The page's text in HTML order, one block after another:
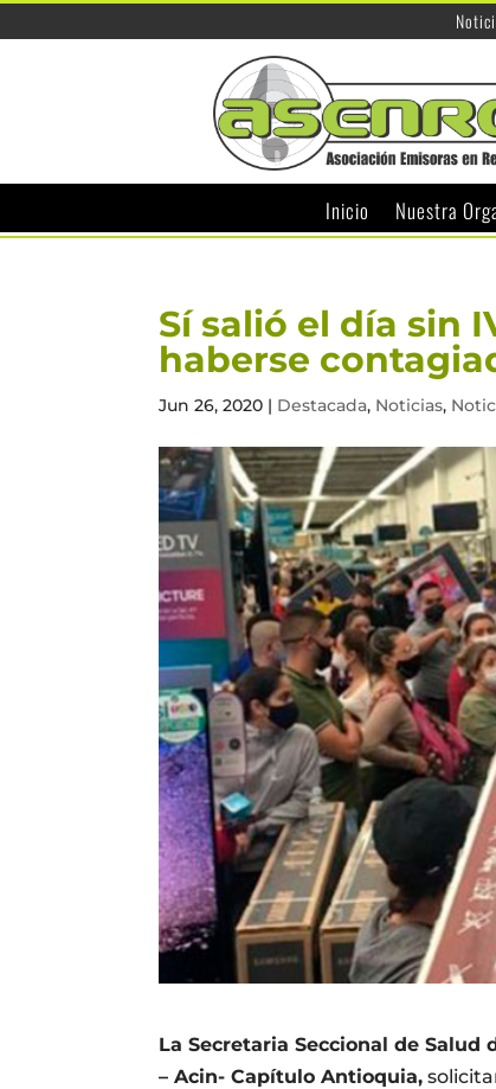
Inicio Nuestra
Sí salió el día sin
haberse
Jun 26, 2020 | Destacada, Noticias,
La Secretaria Seccional de
– Acin- Capítulo Antioquia,